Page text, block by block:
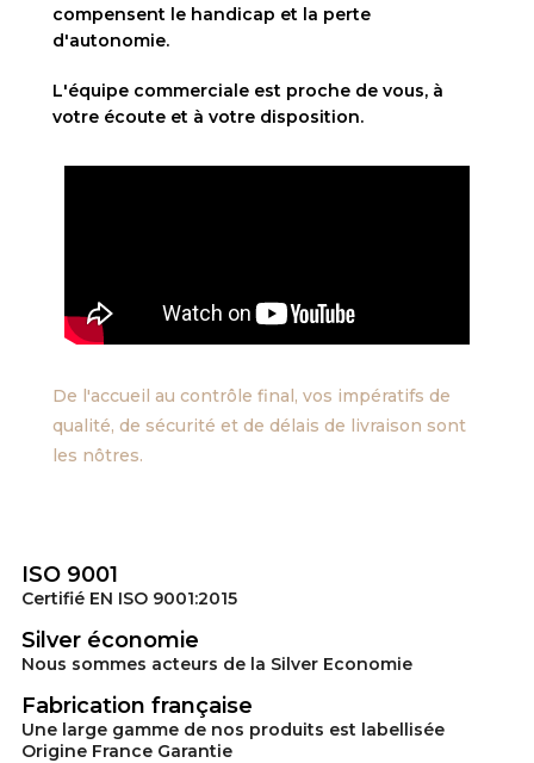
compensent le handicap et la perte
d'autonomie.
L'équipe commerciale est proche de vous, à
votre écoute et à votre disposition.
De l'accueil au contrôle final, vos impératifs de
qualité, de sécurité et de délais de livraison sont
les nôtres.
ISO 9001
Certifié EN ISO 9001:2015
Silver économie
Nous sommes acteurs de la Silver Economie
Fabrication française
Une large gamme de nos produits est labellisée
Origine France Garantie